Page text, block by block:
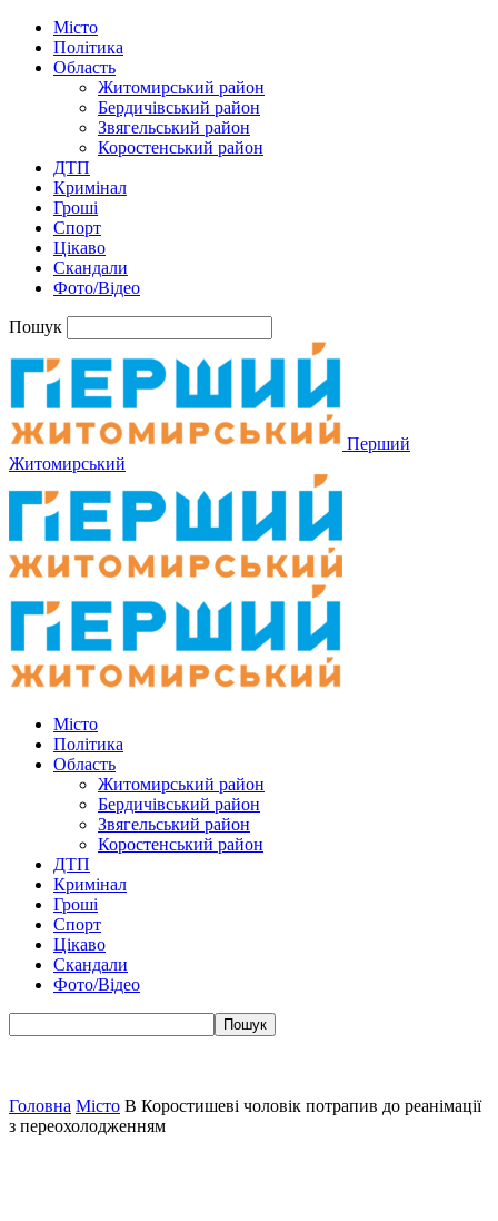
Місто
Політика
Область
Житомирський район
Бердичівський район
Звягельський район
Коростенський район
ДТП
Кримінал
Гроші
Спорт
Цікаво
Скандали
Фото/Відео
Пошук
Перший
Житомирський
Місто
Політика
Область
Житомирський район
Бердичівський район
Звягельський район
Коростенський район
ДТП
Кримінал
Гроші
Спорт
Цікаво
Скандали
Фото/Відео
Головна Місто В Коростишеві чоловік потрапив до реанімації
з переохолодженням